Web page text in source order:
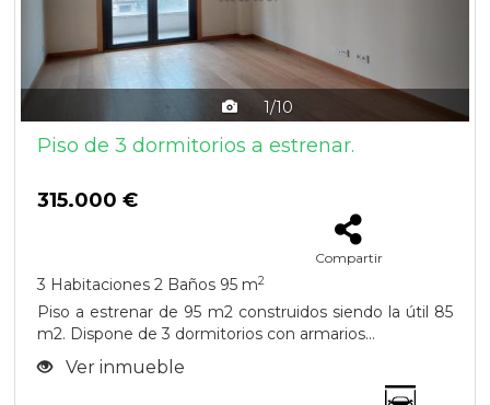
1/10
Piso de 3 dormitorios a estrenar.
315.000 €
Compartir
3 Habitaciones 2 Baños 95 m2
Piso a estrenar de 95 m2 construidos siendo la útil 85
m2. Dispone de 3 dormitorios con armarios...
Ver inmueble